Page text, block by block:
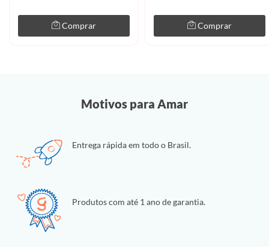
Comprar Comprar
Motivos para Amar
Entrega rápida em todo o Brasil.
Produtos com até 1 ano de garantia.